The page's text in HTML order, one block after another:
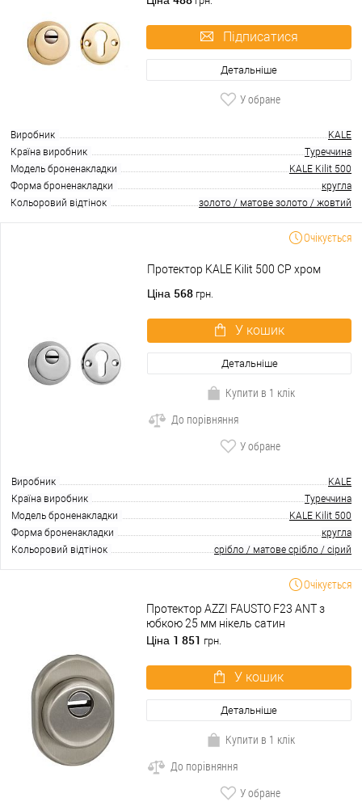
Підписатися
Детальніше
У обране
Виробник
KALE
Країна виробник
Туреччина
Модель броненакладки
KALE Kilit 500
Форма броненакладки
кругла
Кольоровий відтінок
золото / матове золото / жовтий
Очікується
Протектор KALE Kilit 500 CP хром
Ціна 568 грн.
У кошик
Детальніше
Купити в 1 клік
До порівняння
У обране
Виробник
KALE
Країна виробник
Туреччина
Модель броненакладки
KALE Kilit 500
Форма броненакладки
кругла
Кольоровий відтінок
срібло / матове срібло / сірий
Очікується
Протектор AZZI FAUSTO F23 ANT з
юбкою 25 мм нікель сатин
Ціна 1 851 грн.
У кошик
Детальніше
Купити в 1 клік
До порівняння
У обране